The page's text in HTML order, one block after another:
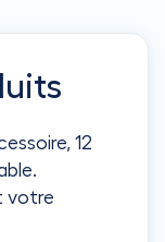
12
votre